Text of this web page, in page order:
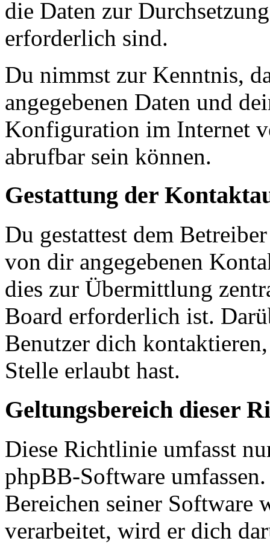
die Daten zur
erforderlich sind.
Du nimmst zur Kenntnis,
angegebenen Daten und
Konfiguration im Internet
abrufbar sein können.
Gestattung der
Du gestattest dem
von dir angegebenen
dies zur Übermittlung
Board erforderlich ist.
Benutzer dich
Stelle erlaubt hast.
Geltungsbereich dieser
Diese Richtlinie umfasst
phpBB-Software
Bereichen seiner Software
verarbeitet, wird er dich